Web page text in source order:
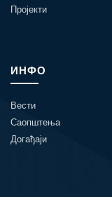
Пројекти
ИНФО
Вести
Саопштења
Догађаји